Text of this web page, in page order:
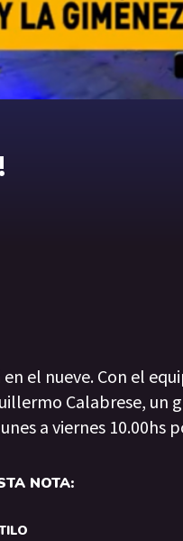
el nueve. Con el
Calabrese, un
a viernes 10.00hs
NOTA: